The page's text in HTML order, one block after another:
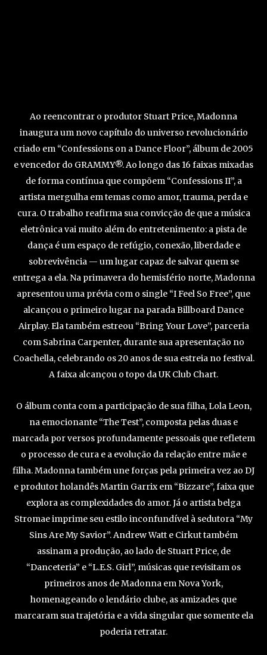
Ao reencontrar o produtor Stuart Price, Madonna
inaugura um novo capítulo do universo revolucionário
criado em “Confessions on a Dance Floor”, álbum de 2005
e vencedor do GRAMMY®. Ao longo das 16 faixas mixadas
de forma contínua que compõem “Confessions II”, a
artista mergulha em temas como amor, trauma, perda e
cura. O trabalho reafirma sua convicção de que a música
eletrônica vai muito além do entretenimento: a pista de
dança é um espaço de refúgio, conexão, liberdade e
sobrevivência — um lugar capaz de salvar quem se
entrega a ela. Na primavera do hemisfério norte, Madonna
apresentou uma prévia com o single “I Feel So Free”, que
alcançou o primeiro lugar na parada Billboard Dance
Airplay. Ela também estreou “Bring Your Love”, parceria
com Sabrina Carpenter, durante sua apresentação no
Coachella, celebrando os 20 anos de sua estreia no festival.
A faixa alcançou o topo da UK Club Chart.
O álbum conta com a participação de sua filha, Lola Leon,
na emocionante “The Test”, composta pelas duas e
marcada por versos profundamente pessoais que refletem
o processo de cura e a evolução da relação entre mãe e
filha. Madonna também une forças pela primeira vez ao DJ
e produtor holandês Martin Garrix em “Bizzare”, faixa que
explora as complexidades do amor. Já o artista belga
Stromae imprime seu estilo inconfundível à sedutora “My
Sins Are My Savior”. Andrew Watt e Cirkut também
assinam a produção, ao lado de Stuart Price, de
“Danceteria” e “L.E.S. Girl”, músicas que revisitam os
primeiros anos de Madonna em Nova York,
homenageando o lendário clube, as amizades que
marcaram sua trajetória e a vida singular que somente ela
poderia retratar.